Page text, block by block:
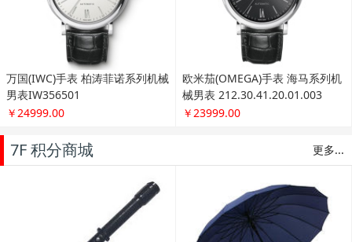
卡地亚(Cartier)手表 蓝气球系列
机械男表W69016Z4
￥38315.00
万国(IWC)手表 葡萄牙系列机械男
表IW371446
￥41999.00